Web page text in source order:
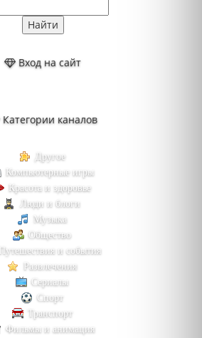
Вход на сайт
Категории каналов
Другое
Компьютерные игры
Красота и здоровье
Люди и блоги
Музыка
Общество
Путешествия и события
Развлечения
Сериалы
Спорт
Транспорт
Фильмы и анимация